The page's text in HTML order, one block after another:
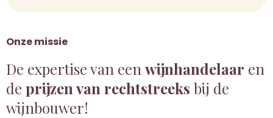
Onze missie
De expertise van een wijnhandelaar en
de prijzen van rechtstreeks bij de
wijnbouwer!